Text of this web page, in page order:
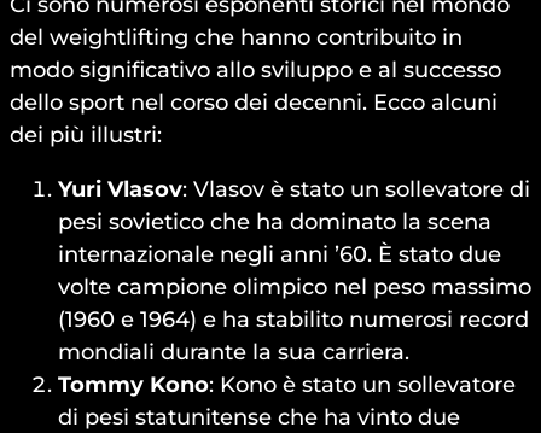
del weightlifting che hanno contribuito in
modo significativo allo sviluppo e al successo
dello sport nel corso dei decenni. Ecco alcuni
dei più illustri:
Yuri Vlasov: Vlasov è stato un sollevatore di
pesi sovietico che ha dominato la scena
internazionale negli anni ’60. È stato due
volte campione olimpico nel peso massimo
(1960 e 1964) e ha stabilito numerosi record
mondiali durante la sua carriera.
Tommy Kono: Kono è stato un sollevatore
di pesi statunitense che ha vinto due